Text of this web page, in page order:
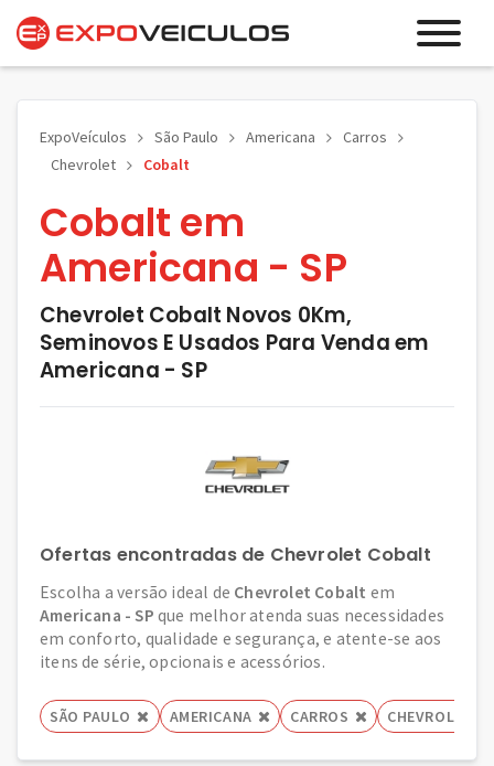
ExpoVeículos São Paulo Americana
Carros
Chevrolet
Cobalt
Cobalt em
Americana - SP
Chevrolet Cobalt Novos 0Km,
Seminovos E Usados Para Venda em
Americana - SP
Ofertas encontradas de Chevrolet Cobalt
Escolha a versão ideal de Chevrolet Cobalt em
Americana - SP que melhor atenda suas necessidades
em conforto, qualidade e segurança, e atente-se aos
itens de série, opcionais e acessórios.
SÃO PAULO AMERICANA CARROS CHEVROLET